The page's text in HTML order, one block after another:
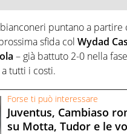
puntano a
sfida col Wydad
– già battuto 2-0 nella
tutti i costi.
Forse ti può interessare
Juventus, Cambiaso
su Motta, Tudor e le